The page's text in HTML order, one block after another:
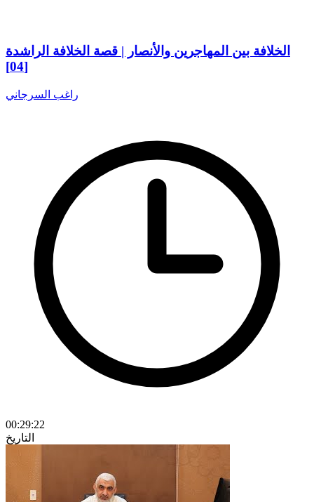
الخلافة بين المهاجرين والأنصار | قصة الخلافة الراشدة
[04]
راغب السرجاني
00:29:22
التاريخ